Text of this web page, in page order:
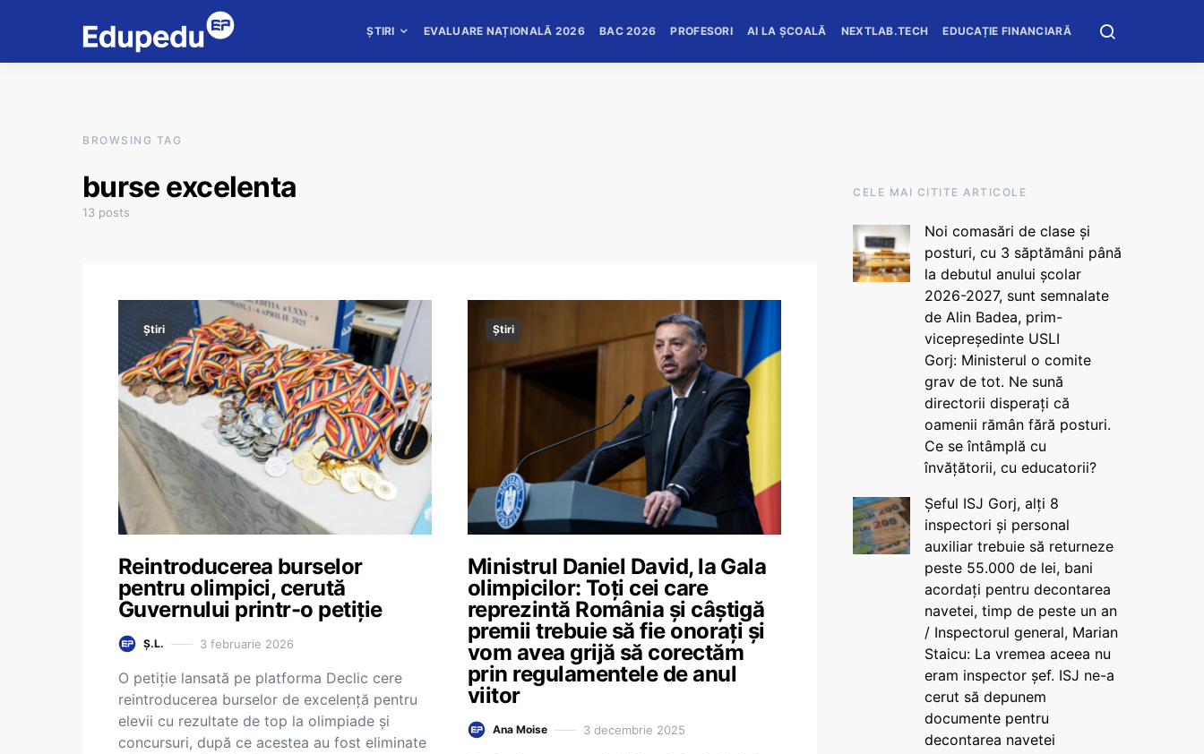
ȘTIRI EVALUARE NAȚIONALĂ 2026 BAC 2026 PROFESORI AI LA ȘCOALĂ NEXTLAB.TECH EDUCAȚIE FINANCIARĂ
BROWSING TAG
burse excelenta
13 posts
Știri
Reintroducerea burselor
pentru olimpici, cerută
Guvernului printr-o petiție
Ș.L. 3 februarie 2026
O petiție lansată pe platforma Declic cere
reintroducerea burselor de excelență pentru
elevii cu rezultate de top la olimpiade și
concursuri, după ce acestea au fost eliminate
Știri
Ministrul Daniel David, la Gala
olimpicilor: Toți cei care
reprezintă România și câștigă
premii trebuie să fie onorați și
vom avea grijă să corectăm
prin regulamentele de anul
viitor
Ana Moise 3 decembrie 2025
CELE MAI CITITE ARTICOLE
Noi comasări de clase și
posturi, cu 3 săptămâni până
la debutul anului școlar
2026-2027, sunt semnalate
de Alin Badea, prim-
vicepreședinte USLI
Gorj: Ministerul o comite
grav de tot. Ne sună
directorii disperați că
oamenii rămân fără posturi.
Ce se întâmplă cu
învățătorii, cu educatorii?
Șeful ISJ Gorj, alți 8
inspectori și personal
auxiliar trebuie să returneze
peste 55.000 de lei, bani
acordați pentru decontarea
navetei, timp de peste un an
/ Inspectorul general, Marian
Staicu: La vremea aceea nu
eram inspector șef. ISJ ne-a
cerut să depunem
documente pentru
decontarea navetei